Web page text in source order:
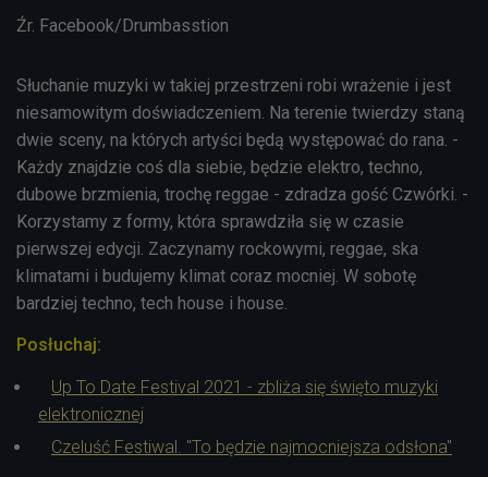
Źr. Facebook/Drumbasstion
Słuchanie muzyki w takiej przestrzeni robi wrażenie i jest
niesamowitym doświadczeniem. Na terenie twierdzy staną
dwie sceny, na których artyści będą występować do rana. -
Każdy znajdzie coś dla siebie, będzie elektro, techno,
dubowe brzmienia, trochę reggae - zdradza gość Czwórki. -
Korzystamy z formy, która sprawdziła się w czasie
pierwszej edycji. Zaczynamy rockowymi, reggae, ska
klimatami i budujemy klimat coraz mocniej. W sobotę
bardziej techno, tech house i house.
Posłuchaj:
Up To Date Festival 2021 - zbliża się święto muzyki
elektronicznej
Czeluść Festiwal. "To będzie najmocniejsza odsłona"